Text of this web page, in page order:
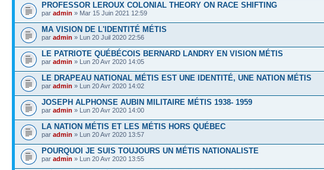
PROFESSOR LEROUX COLONIAL THEORY ON RACE SHIFTING
par admin » Mar 15 Juin 2021 12:59
MA VISION DE L'IDENTITÉ MÉTIS
par admin » Lun 20 Juil 2020 22:56
LE PATRIOTE QUÉBÉCOIS BERNARD LANDRY EN VISION MÉTIS
par admin » Lun 20 Avr 2020 14:05
LE DRAPEAU NATIONAL MÉTIS EST UNE IDENTITÉ, UNE NATION MÉTIS
par admin » Lun 20 Avr 2020 14:02
JOSEPH ALPHONSE AUBIN MILITAIRE MÉTIS 1938- 1959
par admin » Lun 20 Avr 2020 14:00
LA NATION MÉTIS ET LES MÉTIS HORS QUÉBEC
par admin » Lun 20 Avr 2020 13:57
POURQUOI JE SUIS TOUJOURS UN MÉTIS NATIONALISTE
par admin » Lun 20 Avr 2020 13:55